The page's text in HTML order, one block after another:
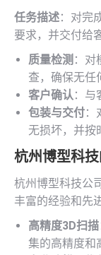
任务描述：对完
要求，并交付给
质量检测 ：对
查，确保无任
客户确认 ：与
包装与交付：
无损坏，并按
杭州博型科
杭州博型科技公
丰富的经验和先
高精度3D扫描
集的高精度和